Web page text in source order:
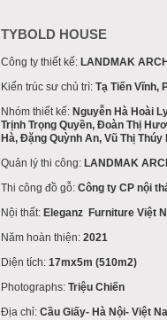
TYBOLD HOUSE
Công ty thiết kế: LANDMAK
Kiến trúc sư chủ trì: Tạ Tiến Vĩnh,
Nhóm thiết kế: Nguyễn Hà Hoài
Trịnh Trọng Quyền, Đoàn Thị
Hà, Đặng Quỳnh An, Vũ Thị Thúy
Quản lý thi công: LANDMAK
Thi công đồ gỗ: Công ty CP nội
Nội thất: Eleganz Furniture Việt
Năm hoàn thiện: 2021
Diện tích: 17mx5m (510m2)
Photographs: Triệu Chiến
Địa chỉ: Cầu Giấy- Hà Nội- Việt